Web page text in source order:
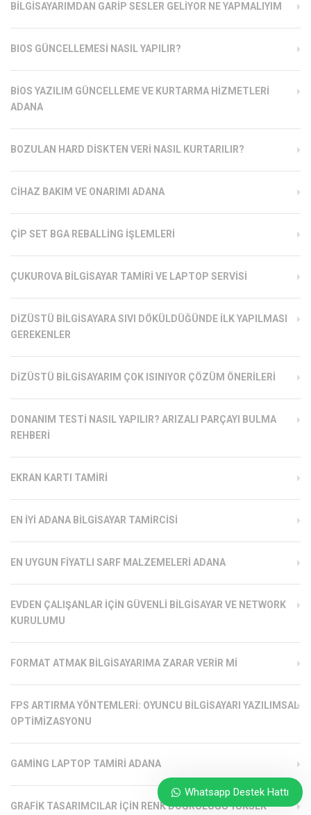
BILGISAYARIMDAN GARIP SESLER GELIYOR NE YAPMALIYIM
BIOS GÜNCELLEMESI NASIL YAPILIR?
BIOS YAZILIM GÜNCELLEME VE KURTARMA HIZMETLERI
ADANA
BOZULAN HARD DISKTEN VERI NASIL KURTARILIR?
CIHAZ BAKIM VE ONARIMI ADANA
ÇIP SET BGA REBALLING İŞLEMLERI
ÇUKUROVA BILGISAYAR TAMIRI VE LAPTOP SERVISI
DIZÜSTÜ BILGISAYARA SIVI DÖKÜLDÜĞÜNDE İLK YAPILMASI
GEREKENLER
DIZÜSTÜ BILGISAYARIM ÇOK ISINIYOR ÇÖZÜM ÖNERILERI
DONANIM TESTI NASIL YAPILIR? ARIZALI PARÇAYI BULMA
REHBERI
EKRAN KARTI TAMIRI
EN İYI ADANA BILGISAYAR TAMIRCISI
EN UYGUN FIYATLI SARF MALZEMELERI ADANA
EVDEN ÇALIŞANLAR İÇIN GÜVENLI BILGISAYAR VE NETWORK
KURULUMU
FORMAT ATMAK BILGISAYARIMA ZARAR VERIR MI
FPS ARTIRMA YÖNTEMLERI: OYUNCU BILGISAYARI YAZILIMSAL
OPTIMIZASYONU
GAMING LAPTOP TAMIRI ADANA
GRAFIK TASARIMCILAR İÇIN RENK DOĞRULUĞU YÜKSEK
Whatsapp Destek Hattı